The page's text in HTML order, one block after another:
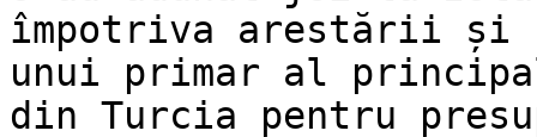
împotriva arestării și
unui primar al
din Turcia pentru